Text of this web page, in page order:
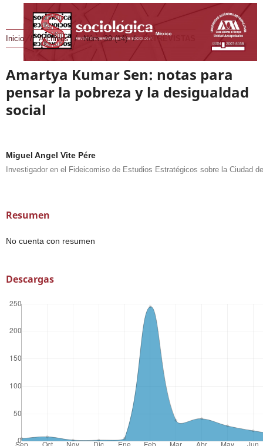
Inicio / Archivos / Núm. 39 (14) / ENTREVISTAS
Amartya Kumar Sen: notas para
pensar la pobreza y la desigualdad
social
Miguel Angel Vite Pére
Investigador en el Fideicomiso de Estudios Estratégicos sobre la Ciudad
Resumen
No cuenta con resumen
Descargas